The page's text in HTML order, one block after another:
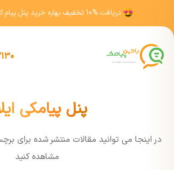
دریافت 10% تخفیف بهاره خرید پنل پیام
پنل پیامکی
در اينجا مي توانيد مقالات منتشر شده برای
مشاهده کنيد